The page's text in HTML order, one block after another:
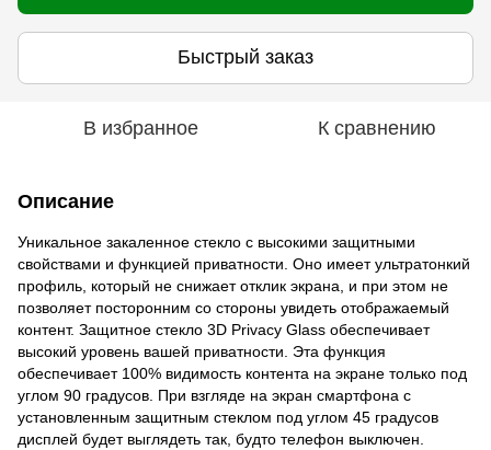
Быстрый заказ
В избранное К сравнению
Описание
Уникальное закаленное стекло с высокими защитными
свойствами и функцией приватности. Оно имеет ультратонкий
профиль, который не снижает отклик экрана, и при этом не
позволяет посторонним со стороны увидеть отображаемый
контент. Защитное стекло 3D Privacy Glass обеспечивает
высокий уровень вашей приватности. Эта функция
обеспечивает 100% видимость контента на экране только под
углом 90 градусов. При взгляде на экран смартфона с
установленным защитным стеклом под углом 45 градусов
дисплей будет выглядеть так, будто телефон выключен.